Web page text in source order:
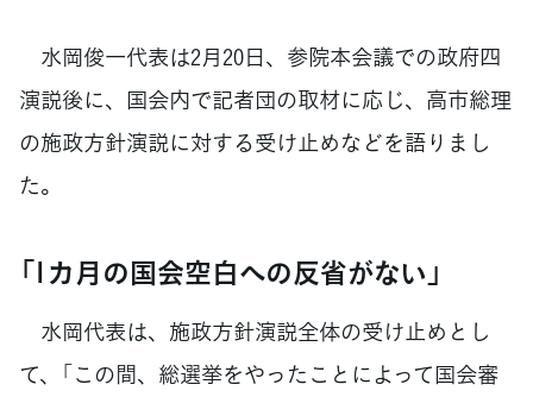
水岡俊一代表は2月20日、参院本会議での政府四
演説後に、国会内で記者団の取材に応じ、高市総理
の施政方針演説に対する受け止めなどを語りまし
た。
「1カ月の国会空白への反省がない」
水岡代表は、施政方針演説全体の受け止めとし
て、「この間、総選挙をやったことによって国会審